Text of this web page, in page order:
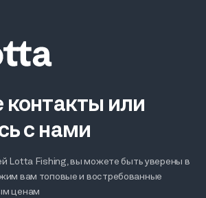
контакты или
с нами
Lotta Fishing, вы можете быть уверены в
вам топовые и востребованные
ценам